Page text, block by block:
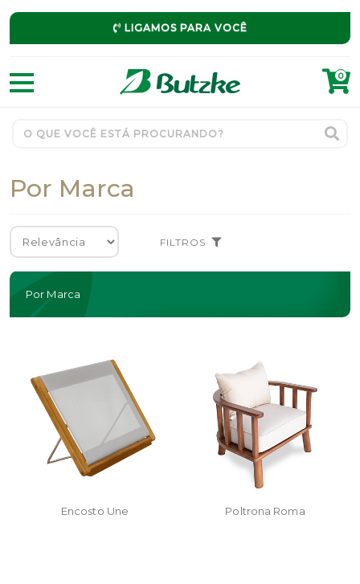
LIGAMOS PARA VOCÊ
0
Por Marca
FILTROS
Por Marca
Encosto Une Poltrona Roma